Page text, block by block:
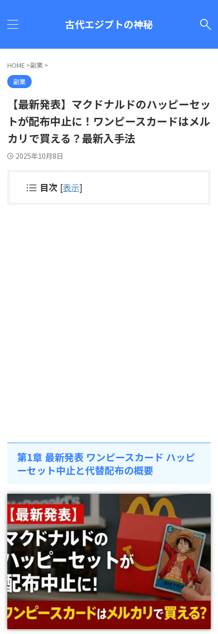
古代エジプトの神秘
HOME >副業 >
副業
【最新発表】マクドナルドのハッピーセッ
トが配布中止に！ワンピースカードはメル
カリで買える？最新入手法
2025年10月8日
目次 [表示]
第1章 最新発表 ワンピースカード ハッピ
ーセット中止と代替配布の概要